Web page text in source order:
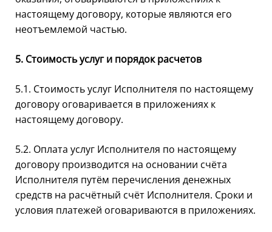
настоящему договору, которые являются его
неотъемлемой частью.
5. Стоимость услуг и порядок расчетов
5.1. Стоимость услуг Исполнителя по настоящему
договору оговаривается в приложениях к
настоящему договору.
5.2. Оплата услуг Исполнителя по настоящему
договору производится на основании счёта
Исполнителя путём перечисления денежных
средств на расчётный счёт Исполнителя. Сроки и
условия платежей оговариваются в приложениях.